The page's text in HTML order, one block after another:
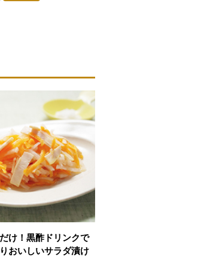
け！黒酢ドリンクで
おいしいサラダ漬け